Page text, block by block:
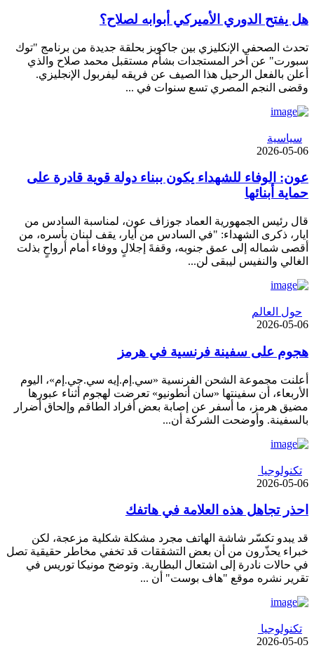
هل يفتح الدوري الأميركي أبوابه لصلاح؟
تحدث الصحفي الإنكليزي بين جاكوبز بحلقة جديدة من برنامج "توك
سبورت" عن آخر المستجدات بشأم مستقبل محمد صلاح والذي
أعلن بالفعل الرحيل هذا الصيف عن فريقه ليفربول الإنجليزي.
وقضى النجم المصري تسع سنوات في ...
سياسية
2026-05-06
عون: الوفاء للشهداء يكون ببناء دولة قوية قادرة على
حماية أبنائها
قال رئيس الجمهورية العماد جوزاف عون، لمناسبة السادس من
ايار، ذكرى الشهداء: "في السادس من أيار، يقف لبنان بأسره، من
أقصى شماله إلى عمق جنوبه، وقفةَ إجلالٍ ووفاء أمام أرواحٍ بذلت
الغالي والنفيس ليبقى لن...
حول العالم
2026-05-06
هجوم على سفينة فرنسية في هرمز
أعلنت مجموعة الشحن الفرنسية «سي.إم.إيه سي.جي.إم»، اليوم
الأربعاء، أن سفينتها «سان أنطونيو» تعرضت لهجوم أثناء عبورها
مضيق هرمز، ما أسفر عن إصابة بعض أفراد الطاقم وإلحاق أضرار
بالسفينة. وأوضحت الشركة أن...
تكنولوجيا
2026-05-06
احذر تجاهل هذه العلامة في هاتفك
قد يبدو تكسّر شاشة الهاتف مجرد مشكلة شكلية مزعجة، لكن
خبراء يحذّرون من أن بعض التشققات قد تخفي مخاطر حقيقية تصل
في حالات نادرة إلى اشتعال البطارية. وتوضح مونيكا توريس في
تقرير نشره موقع "هاف بوست" أن ...
تكنولوجيا
2026-05-05